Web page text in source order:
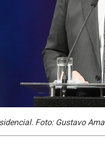
Foto: Gustavo